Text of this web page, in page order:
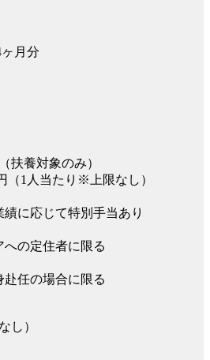
月分
扶養対象のみ）
（1人当たり※上限なし）
に応じて特別手当あり
の定住者に限る
任の場合に限る
し）